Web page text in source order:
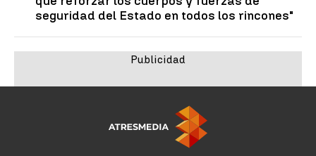
seguridad del Estado en todos los rincones"